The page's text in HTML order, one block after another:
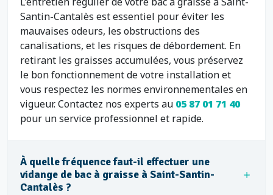
Santin-Cantalès est essentiel pour éviter les
mauvaises odeurs, les obstructions des
canalisations, et les risques de débordement. En
retirant les graisses accumulées, vous préservez
le bon fonctionnement de votre installation et
vous respectez les normes environnementales en
vigueur. Contactez nos experts au 05 87 01 71 40
pour un service professionnel et rapide.
À quelle fréquence faut-il effectuer une
vidange de bac à graisse à Saint-Santin-
Cantalès ?